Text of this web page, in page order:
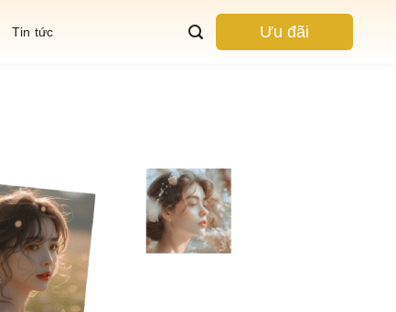
Tin tức Ưu đãi